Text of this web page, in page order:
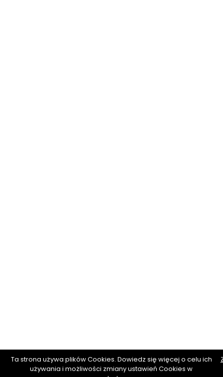
Ta strona używa plików Cookies. Dowiedz się więcej o celu ich
używania i możliwości zmiany ustawień Cookies w